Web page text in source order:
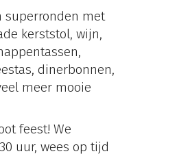
superronden met
kerststol, wijn,
dinerbonnen,
meer mooie
feest! We
uur, wees op tijd